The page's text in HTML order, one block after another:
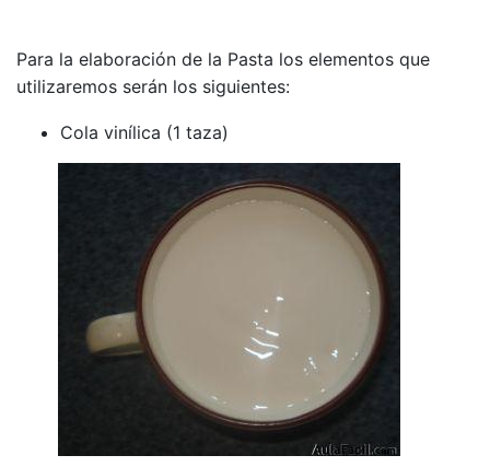
Para la elaboración de la Pasta los elementos que
utilizaremos serán los siguientes:
Cola vinílica (1 taza)